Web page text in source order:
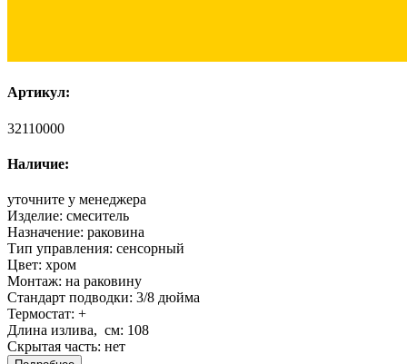
Артикул:
32110000
Наличие:
уточните у менеджера
Изделие: смеситель
Назначение: раковина
Тип управления: сенсорный
Цвет: хром
Монтаж: на раковину
Стандарт подводки: 3/8 дюйма
Термостат: +
Длина излива, см: 108
Скрытая часть: нет